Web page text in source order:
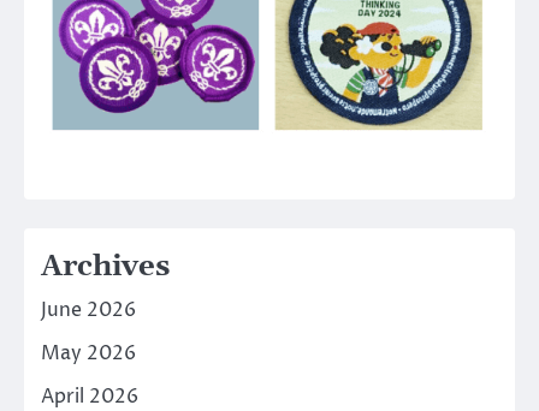
Archives
June 2026
May 2026
April 2026